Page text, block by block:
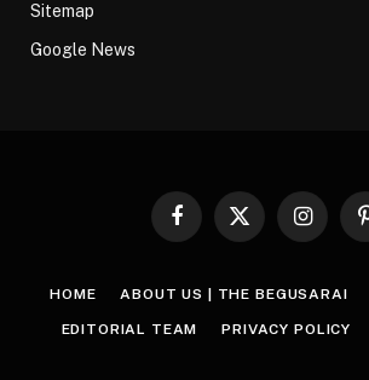
Sitemap
Google News
Facebook
X
Instagram
HOME ABOUT US | THE BEGUSARAI
EDITORIAL TEAM PRIVACY POLICY